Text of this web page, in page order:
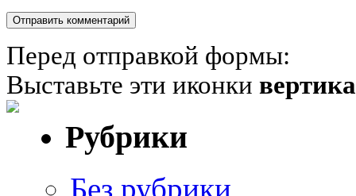
Перед отправкой формы:
Выставьте эти иконки
Рубрики
Без рубрики